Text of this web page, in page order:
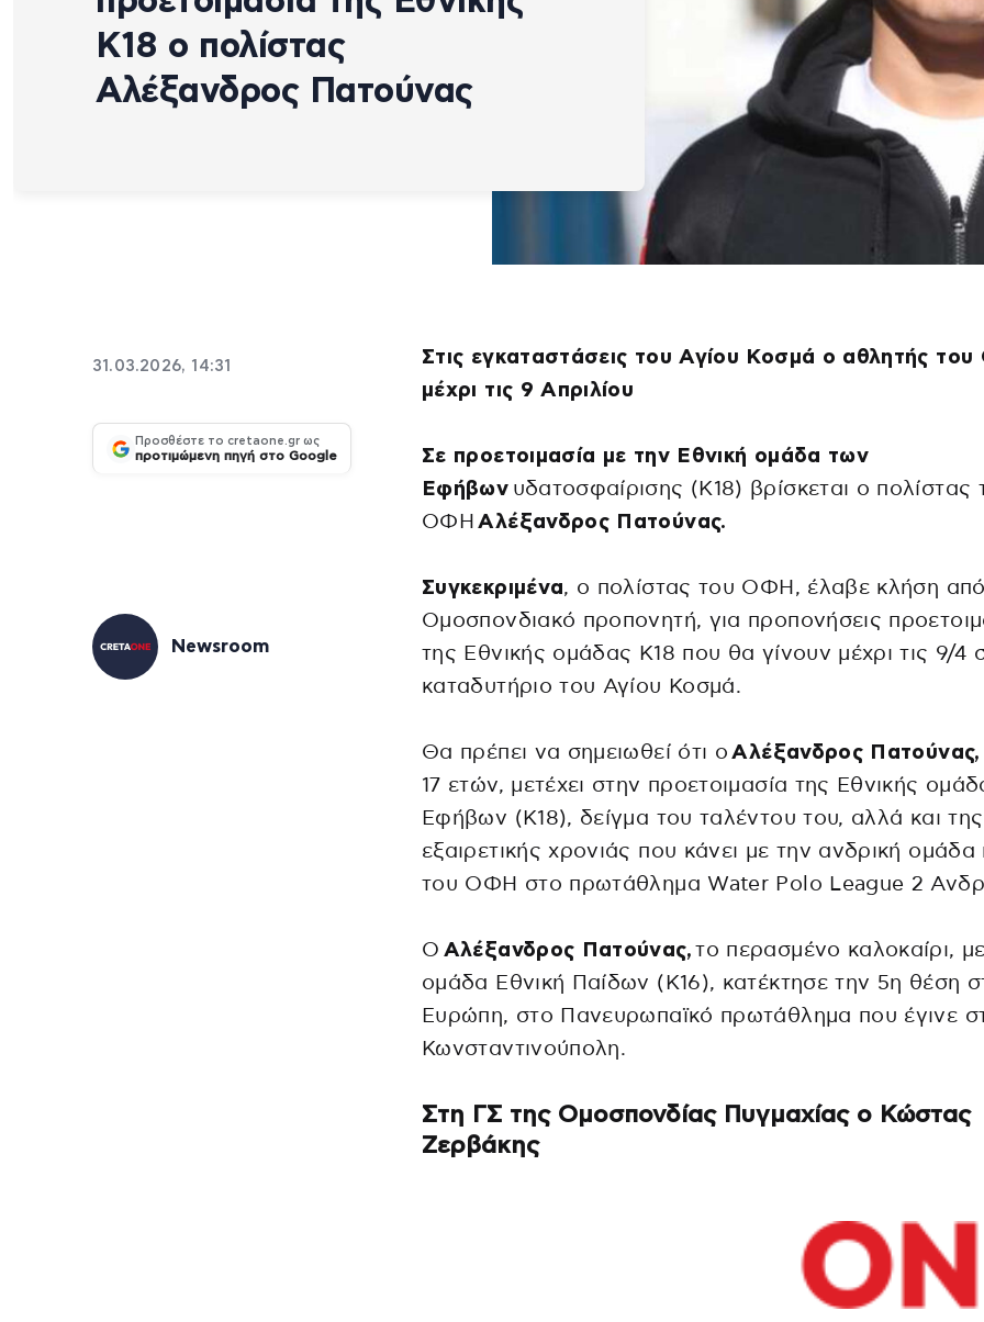
Κ18 ο πολίστας
Αλέξανδρος Πατούνας
31.03.2026, 14:31
Προσθέστε το cretaone.gr ως
προτιμώμενη πηγή στο Google
Newsroom
Στις εγκαταστάσεις του Αγίου Κοσμά ο αθλητής
μέχρι τις 9 Απριλίου
Σε προετοιμασία με την Εθνική ομάδα των
Εφήβων υδατοσφαίρισης (Κ18) βρίσκεται ο πολίστας
ΟΦΗΑλέξανδρος Πατούνας.
Συγκεκριμένα, ο πολίστας του ΟΦΗ, έλαβε κλήση
Ομοσπονδιακό προπονητή, για προπονήσεις
της Εθνικής ομάδας Κ18 που θα γίνουν μέχρι τις 9/4
καταδυτήριο του Αγίου Κοσμά.
Θα πρέπει να σημειωθεί ότι οΑλέξανδρος Πατούνας,
17 ετών, μετέχει στην προετοιμασία της Εθνικής
Εφήβων (Κ18), δείγμα του ταλέντου του, αλλά και της
εξαιρετικής χρονιάς που κάνει με την ανδρική
του ΟΦΗ στο πρωτάθλημα Water Polo League 2
Ο Αλέξανδρος Πατούνας, το περασμένο καλοκαίρι,
ομάδα Εθνική Παίδων (Κ16), κατέκτησε την 5η θέση
Ευρώπη, στο Πανευρωπαϊκό πρωτάθλημα που έγινε
Κωνσταντινούπολη.
Στη ΓΣ της Ομοσπονδίας Πυγμαχίας ο Κώστας
Ζερβάκης